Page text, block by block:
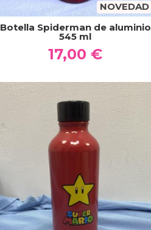
NOVEDAD
Botella Spiderman de aluminio
545 ml
17,00 €